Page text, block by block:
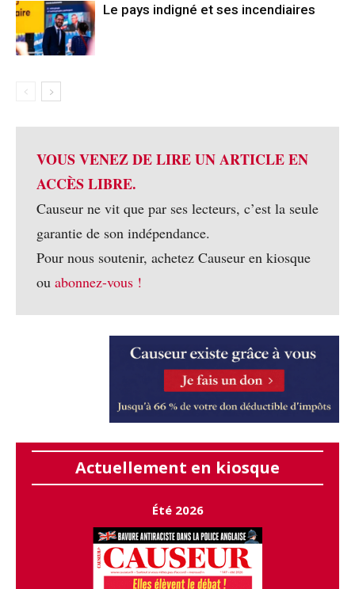
Le pays indigné et ses incendiaires
VOUS VENEZ DE LIRE UN ARTICLE EN
ACCÈS LIBRE.
Causeur ne vit que par ses lecteurs, c’est la seule
garantie de son indépendance.
Pour nous soutenir, achetez Causeur en kiosque
ou abonnez-vous !
Actuellement en kiosque
Été 2026